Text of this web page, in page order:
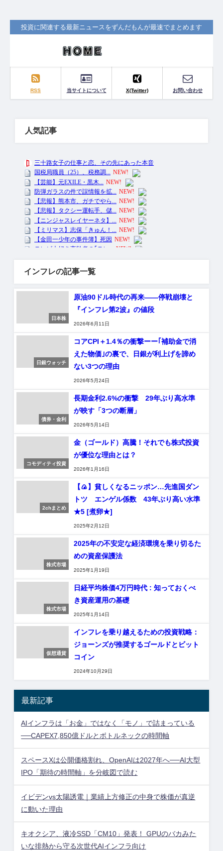
投資に関連する最新ニュースをずんだもんが最速でまとめます
RSS 当サイトについて X(Twitter) お問い合わせ
人気記事
インフレの記事一覧
日本株
原油90ドル時代の再来——停戦崩壊と
『インフレ第2波』の値段
2026年6月11日
日銀ウォッチ
コアCPI＋1.4％の衝撃ーー｢補助金で消
えた物価｣の裏で、日銀が利上げを諦め
ない3つの理由
2026年5月24日
債券・金利
長期金利2.6%の衝撃 29年ぶり高水準
が映す「3つの断層」
2026年5月14日
コモディティ投資
金（ゴールド）高騰！それでも株式投資
が優位な理由とは？
2026年1月16日
2chまとめ
【🍙】貧しくなるニッポン…先進国ダン
トツ エンゲル係数 43年ぶり高い水準
★5 [煮卵★]
2025年2月12日
株式市場
2025年の不安定な経済環境を乗り切るた
めの資産保護法
2025年1月19日
株式市場
日経平均株価4万円時代 : 知っておくべ
き資産運用の基礎
2025年1月14日
仮想通貨
インフレを乗り越えるための投資戦略：
ジョーンズが推奨するゴールドとビット
コイン
2024年10月29日
最新記事
AIインフラは「お金」ではなく「モノ」で詰まっている
──CAPEX7,850億ドルとボトルネックの時間軸
スペースXは公開価格割れ、OpenAIは2027年へ──AI大型
IPO「期待の時間軸」を分岐図で読む
イビデンvs太陽誘電｜業績上方修正の中身で株価が真逆
に動いた理由
キオクシア、液冷SSD「CM10」発表！ GPUのバカみた
いな排熱から守る次世代AIインフラ向け